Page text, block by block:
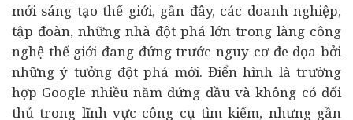
mới sáng tạo thế giới, gần đây, các doanh nghiệp,
tập đoàn, những nhà đột phá lớn trong làng công
nghệ thế giới đang đứng trước nguy cơ đe dọa bởi
những ý tưởng đột phá mới. Điển hình là trường
hợp Google nhiều năm đứng đầu và không có đối
thủ trong lĩnh vực công cụ tìm kiếm, nhưng gần